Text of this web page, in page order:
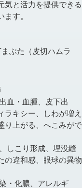
気と活力を提供できる
す。
ぶた（皮切ハムラ
血・血腫、皮下出
ラキシー、しわが増え
り上がる、へこみがで
しこり形成、埋没縫
の違和感、眼球の異物
・化膿、アレルギ